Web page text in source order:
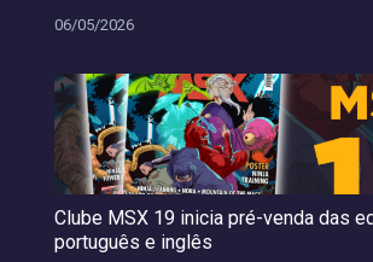
06/05/2026
Clube MSX 19 inicia pré-venda das
português e inglês